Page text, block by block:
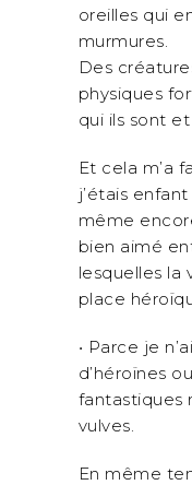
oreilles qui
murmures.
Des
physiques
qui ils sont
Et cela m’a
j’étais
même
bien aimé
lesquelles la
place
• Parce je
d’héroïnes
fantastiques
vulves.
En même